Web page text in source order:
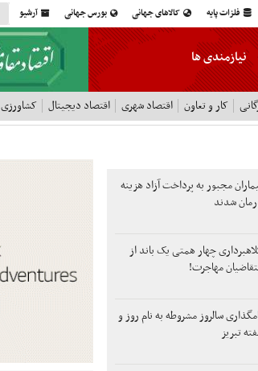
فلزات پایه کالاهای جهانی بورس جهانی آرشیو
نیازمندی ها
کار و تعاون اقتصاد شهری اقتصاد دیجیتال کشاورزی
مجبور به پرداخت آزاد هزینه
شدند
چهار همتی یک باند از
مهاجرت!
سالروز مشروطه به نام روز و
تبریز